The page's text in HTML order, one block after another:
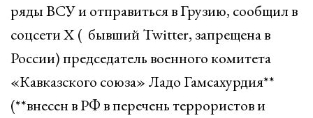
ряды ВСУ и отправиться в Грузию, сообщил в
соцсети Х ( бывший Twitter, запрещена в
России) председатель военного комитета
«Кавказского союза» Ладо Гамсахурдия**
(**внесен в РФ в перечень террористов и